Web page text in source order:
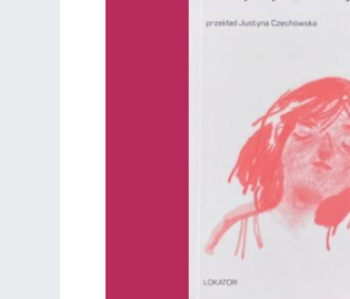
DODAJ DO KOSZYKA /